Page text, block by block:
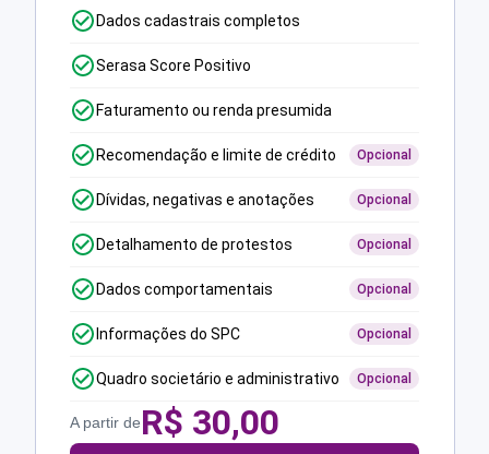
Dados cadastrais completos
Serasa Score Positivo
Faturamento ou renda presumida
Recomendação e limite de crédito Opcional
Dívidas, negativas e anotações Opcional
Detalhamento de protestos Opcional
Dados comportamentais Opcional
Informações do SPC Opcional
Quadro societário e administrativo Opcional
A partir deR$ 30,00